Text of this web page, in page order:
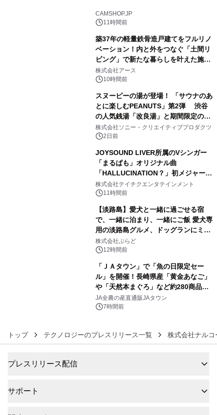
CAMSHOP.JP
11時間前
築37年の軽量鉄骨造戸建てをフルリノ
ベーション！内と外をつなぐ「土間リ
ビング」で新たな暮らしを叶えた施工
事例を株式会社アースが公開
株式会社アース
10時間前
スヌーピーの湯が登場！ 「サウナのあ
とに楽しむPEANUTS」第2弾 渋谷
の人気銭湯「改良湯」と期間限定のコ
ラボレーション サウナイキタイコラ
ボグッズも発売決定！
株式会社ソニー・クリエイティブプロダクツ
2日前
JOYSOUND LIVER所属のVシンガー
「まるぱも」オリジナル曲
「HALLUCINATION？」初メジャー配
信リリース決定！
株式会社テイチクエンタテインメント
11時間前
【淡路島】愛犬と一緒に過ごせる宿
で、一緒に泊まり、一緒にご飯 愛犬専
用の淡路島グルメ、ドッグランにミニ
プール グランピングとトレーラーハウ
スの2施設で
株式会社ぷらど
12時間前
「ＪＡタウン」で「魚の日限定セー
ル」を開催！長崎県産「黄金あなご」
や「天然本まぐろ」など約280商品を
販売！～毎月１０日の定例企画～
JA全農の産直通販JAタウン
7時間前
トップ テクノロジーのプレスリリース一覧 株式会社ナルコ
プレスリリース配信
サポート